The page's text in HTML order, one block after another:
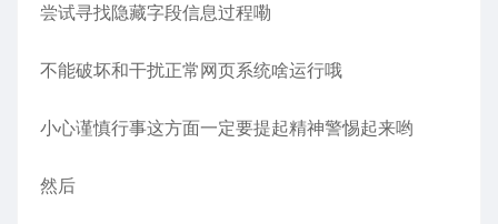
尝试寻找隐藏字段信息过程嘞
不能破坏和干扰正常网页系统啥运行哦
小心谨慎行事这方面一定要提起精神警惕起来哟
然后